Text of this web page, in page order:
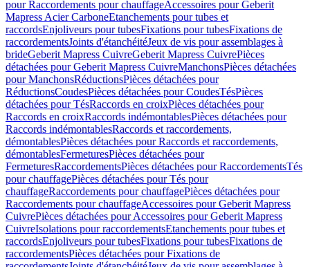
pour Raccordements pour chauffageAccessoires pour Geberit
Mapress Acier CarboneEtanchements pour tubes et
raccordsEnjoliveurs pour tubesFixations pour tubesFixations de
raccordementsJoints d'étanchéitéJeux de vis pour assemblages à
brideGeberit Mapress CuivreGeberit Mapress CuivrePièces
détachées pour Geberit Mapress CuivreManchonsPièces détachées
pour ManchonsRéductionsPièces détachées pour
RéductionsCoudesPièces détachées pour CoudesTésPièces
détachées pour TésRaccords en croixPièces détachées pour
Raccords en croixRaccords indémontablesPièces détachées pour
Raccords indémontablesRaccords et raccordements,
démontablesPièces détachées pour Raccords et raccordements,
démontablesFermeturesPièces détachées pour
FermeturesRaccordementsPièces détachées pour RaccordementsTés
pour chauffagePièces détachées pour Tés pour
chauffageRaccordements pour chauffagePièces détachées pour
Raccordements pour chauffageAccessoires pour Geberit Mapress
CuivrePièces détachées pour Accessoires pour Geberit Mapress
CuivreIsolations pour raccordementsEtanchements pour tubes et
raccordsEnjoliveurs pour tubesFixations pour tubesFixations de
raccordementsPièces détachées pour Fixations de